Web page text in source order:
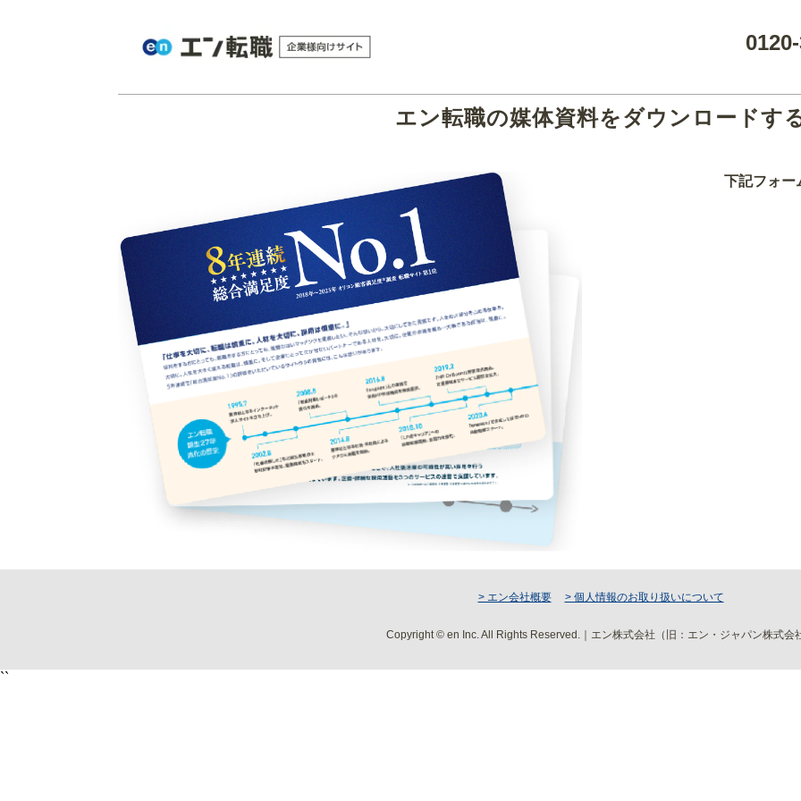
エン転職の媒体資料をダウンロードす
下記フォー
> エン会社概要 > 個人情報のお取り扱いについて
Copyright © en Inc. All Rights Reserved.｜エン株式会社（旧：エン・ジャパン株式会
``